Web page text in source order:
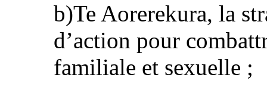
b)Te Aorerekura, la
d’action pour
familiale et sexuelle ;